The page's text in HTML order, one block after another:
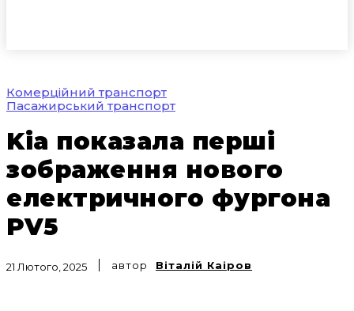
Комерційний транспорт
Пасажирський транспорт
Kia показала перші
зображення нового
електричного фургона
PV5
21 Лютого, 2025 автор Віталій Каіров